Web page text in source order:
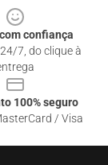
confiança
7, do clique à
100% seguro
/ Visa